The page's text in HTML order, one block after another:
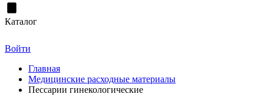
Каталог
Войти
Главная
Медицинские расходные материалы
Пессарии гинекологические